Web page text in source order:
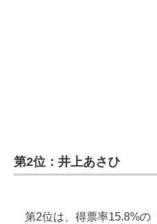
第2位：井上あさひ
第2位は、得票率15.8%の